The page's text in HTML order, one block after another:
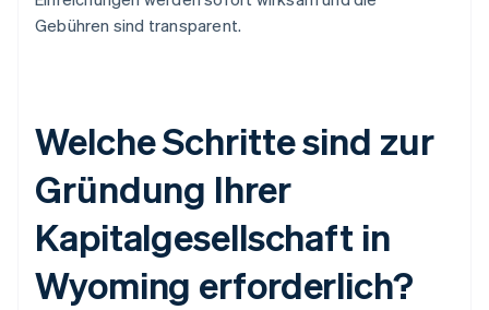
Gebühren sind transparent.
Welche Schritte sind zur
Gründung Ihrer
Kapitalgesellschaft in
Wyoming erforderlich?